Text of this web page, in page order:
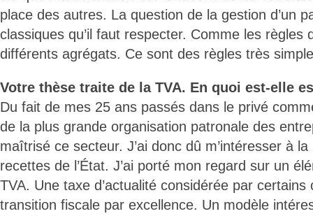
place des autres. La question de la gestion d’un
classiques qu’il faut respecter. Comme les règles
différents agrégats. Ce sont des règles très
Votre thèse traite de la TVA. En quoi est-elle
Du fait de mes 25 ans passés dans le privé
de la plus grande organisation patronale des
maîtrisé ce secteur. J’ai donc dû m’intéresser à
recettes de l’État. J’ai porté mon regard sur un
TVA. Une taxe d’actualité considérée par
transition fiscale par excellence. Un modèle